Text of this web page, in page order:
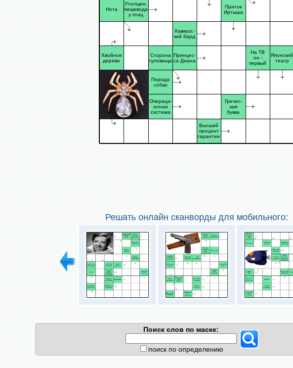
Нота
Утолщен.
пищевода
у птиц
Приток
Иртыша
Кавказс-
кий бард
Хвойное
дерево
Сторона
туловища
Принцес-
са Диана
На ТВ
он -
первый
Японский
театр
Порода
собак
Операци-
онная
система
Гречес-
кая
буква
Высший
процент
гарантии
Решать онлайн сканворды для мобильного:
Поиск слов по маске:
поиск по определению